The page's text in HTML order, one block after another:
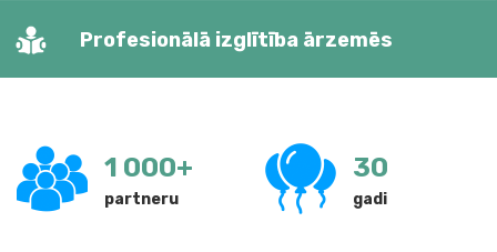
Profesionālā izglītība ārzemēs
1 000+
partneru
30
gadi